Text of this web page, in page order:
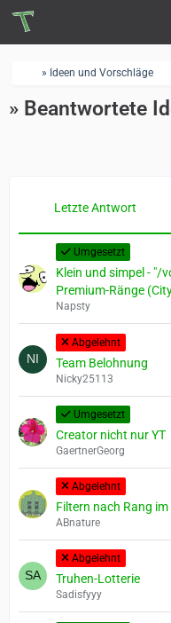
» Ideen und Vorschläge
» Beantwortete
Letzte Antwort
Umgesetzt
Klein und simpel - "/
Premium-Ränge
Napsty
Abgelehnt
Team Belohnung
Nicky25113
Umgesetzt
Creator nicht nur YT
GaertnerGeorg
Abgelehnt
Filtern nach Rang
ABnature
Abgelehnt
Truhen-Lotterie
Sadisfyyy